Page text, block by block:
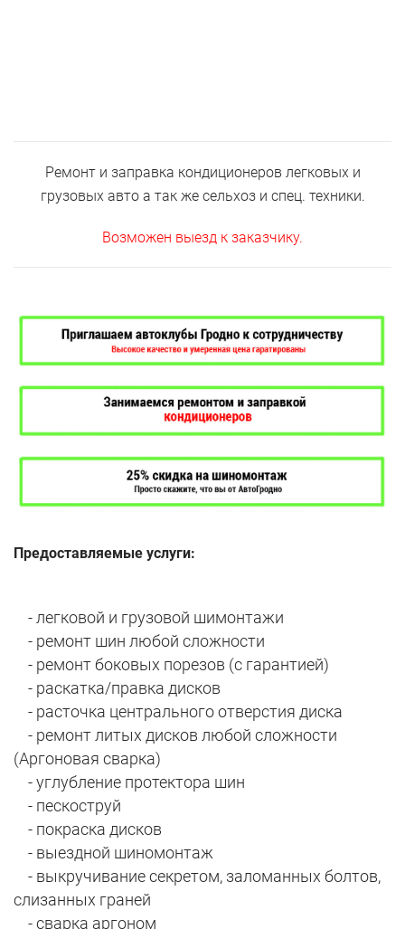
Ремонт и заправка кондиционеров легковых и
грузовых авто а так же сельхоз и спец. техники.
Возможен выезд к заказчику.
Предоставляемые услуги:
- легковой и грузовой шимонтажи
- ремонт шин любой сложности
- ремонт боковых порезов (с гарантией)
- раскатка/правка дисков
- расточка центрального отверстия диска
- ремонт литых дисков любой сложности
(Аргоновая сварка)
- углубление протектора шин
- пескоструй
- покраска дисков
- выездной шиномонтаж
- выкручивание секретом, заломанных болтов,
слизанных граней
- сварка аргоном